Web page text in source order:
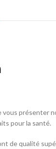
vous présenter
pour la santé.
de qualité